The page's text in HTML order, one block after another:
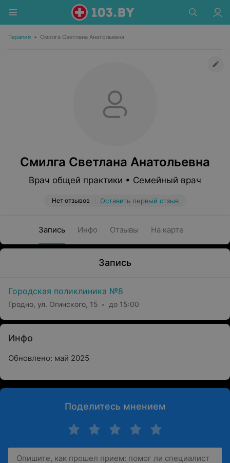
Терапия • Смилга Светлана Анатольевна
Смилга Светлана Анатольевна
Врач общей практики • Семейный врач
Нет отзывов Оставить первый отзыв
Запись Инфо Отзывы На карте
Запись
Городская поликлиника №8
Гродно, ул. Огинского, 15 до 15:00
Инфо
Обновлено: май 2025
Поделитесь мнением